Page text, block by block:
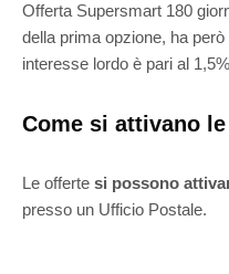
Offerta Supersmart 180
della prima opzione, ha
interesse lordo è pari al
Come si attivano
Le offerte si possono
presso un Ufficio Postale.